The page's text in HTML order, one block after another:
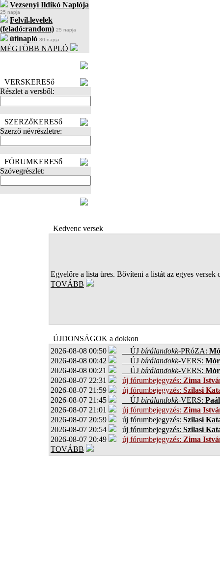
Vezsenyi Ildikó Naplója
25 napja
Felvil.levelek
(feladó:random) 25 napja
útinapló 30 napja
MÉGTÖBB NAPLÓ
VERSKERESő
Részlet a versből:
SZERZőKERESő
Szerző névrészletre:
FÓRUMKERESő
Szövegrészlet:
Kedvenc versek
Egyelőre a lista üres. Bővíteni a listát az egyes versek
TOVÁBB
ÚJDONSÁGOK a dokkon
2026-08-08 00:50
ÚJ bírálandokk-PRóZA:
2026-08-08 00:42
ÚJ bírálandokk-VERS:
2026-08-08 00:21
ÚJ bírálandokk-VERS:
2026-08-07 22:31
új fórumbejegyzés: Zima
2026-08-07 21:59
új fórumbejegyzés: Szilasi
2026-08-07 21:45
ÚJ bírálandokk-VERS:
2026-08-07 21:01
új fórumbejegyzés: Zima
2026-08-07 20:59
új fórumbejegyzés: Szilasi
2026-08-07 20:54
új fórumbejegyzés: Szilasi
2026-08-07 20:49
új fórumbejegyzés: Zima
TOVÁBB